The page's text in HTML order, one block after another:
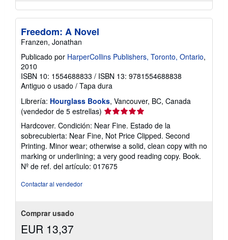
Freedom: A Novel
Franzen, Jonathan
Publicado por HarperCollins Publishers, Toronto, Ontario,
2010
ISBN 10: 1554688833 / ISBN 13: 9781554688838
Antiguo o usado / Tapa dura
Librería: Hourglass Books, Vancouver, BC, Canada
(vendedor de 5 estrellas) Calificación
del
vendedor:
5
de
5
estrellas
Hardcover. Condición: Near Fine. Estado de la
sobrecubierta: Near Fine, Not Price Clipped. Second
Printing. Minor wear; otherwise a solid, clean copy with no
marking or underlining; a very good reading copy. Book.
Nº de ref. del artículo: 017675
Contactar al vendedor
Comprar usado
EUR 13,37